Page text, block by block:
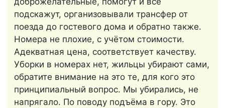
подскажут, организовывали трансфер от
поезда до гостевого дома и обратно также.
Номера не плохие, с учётом стоимости.
Адекватная цена, соответствует качеству.
Уборки в номерах нет, жильцы убирают сами,
обратите внимание на это те, для кого это
принципиальный вопрос. Мы убирались, не
напрягало. По поводу подъёма в гору. Это